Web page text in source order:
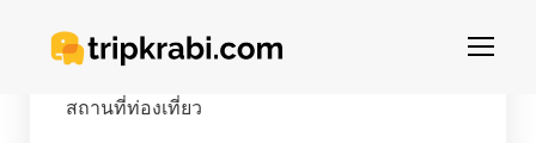
สถานที่ท่องเที่ยว